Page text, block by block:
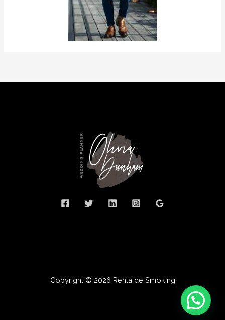
Copyright © 2026 Renta de Smoking